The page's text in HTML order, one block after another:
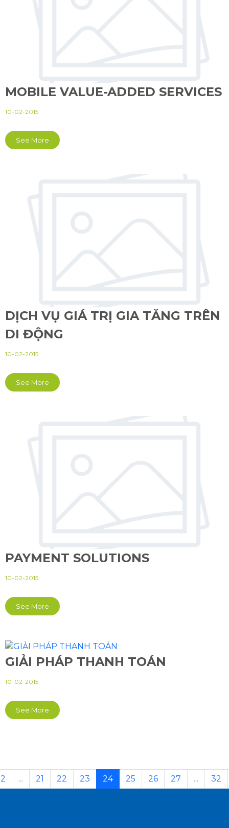
MOBILE VALUE-ADDED SERVICES
10-02-2015
See More
DỊCH VỤ GIÁ TRỊ GIA TĂNG TRÊN
DI ĐỘNG
10-02-2015
See More
PAYMENT SOLUTIONS
10-02-2015
See More
GIẢI PHÁP THANH TOÁN
10-02-2015
See More
2 ... 21 22 23 24 25 26 27 ... 32